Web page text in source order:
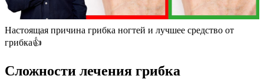
Настоящая причина грибка ногтей и лучшее средство от
грибка👍
Сложности лечения грибка